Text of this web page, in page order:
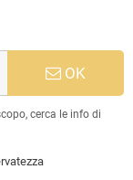
OK
cerca le info di